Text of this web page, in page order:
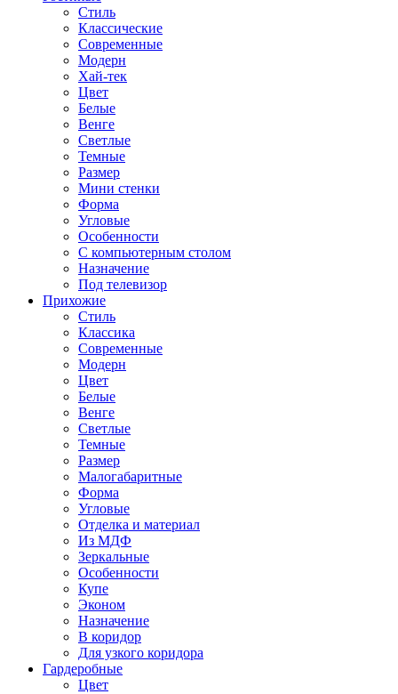
Стиль
Классические
Современные
Модерн
Хай-тек
Цвет
Белые
Венге
Светлые
Темные
Размер
Мини стенки
Форма
Угловые
Особенности
С компьютерным столом
Назначение
Под телевизор
Прихожие
Стиль
Классика
Современные
Модерн
Цвет
Белые
Венге
Светлые
Темные
Размер
Малогабаритные
Форма
Угловые
Отделка и материал
Из МДФ
Зеркальные
Особенности
Купе
Эконом
Назначение
В коридор
Для узкого коридора
Гардеробные
Цвет